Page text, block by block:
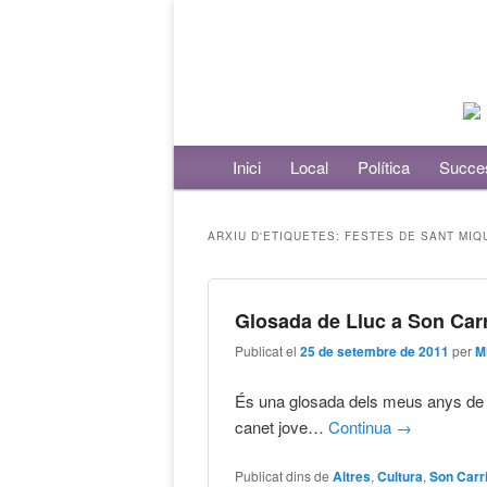
Menú principalAneu al contingut principal
Aneu al contingut secundari
Inici Local Política
ARXIU D'ETIQUETES: FESTES DE SANT
Glosada de Lluc a Son
Publicat el25 de setembre de 2011 per
És una glosada dels meus anys
canet jove…Continua →
Publicat dins de Altres,Cultura,Son